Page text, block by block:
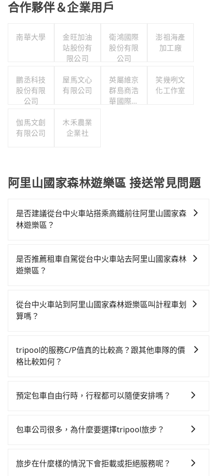
合作夥伴＆企業用戶
南華大學
金旺加油
站股份有
限公司
衛鴻國際
股份有限
公司
澎祖海產
加工廠
鵬丞科技
股份有限
公司
屋馬文心
有限公司
英屬維京
群島商浩
華國際人
笑幾咧文
化工作室
伽馬文創
有限公司
木禾農業
企業社
阿里山國家森林遊樂區 接送常見問題
是否建議從台中火車站搭乘高鐵前往阿里山國家森
林遊樂區？
高鐵較貴、費時！從最早06:25一直到23:07，台中-嘉義
一天最多有60班次高鐵可搭乘。假設從台中火車站 (台中
場購票並於月台排隊的時間約20分鐘，再乘坐22~37分
鐘（平均29分）的高鐵從台中站前往嘉義高鐵站，每人
里山國家森林遊樂區 (嘉義縣阿里山鄉) 的目的地。全程
加上轉車時間共3小時48分鐘，假設3位同行，高鐵加轉
路。但如果全程使用tripool並到府專車接送，則每人平
會額外浪費65分鐘在轉乘與等車上，現在還不馬上來預
是否推薦租車自駕從台中火車站去阿里山國家森林
遊樂區？
時不需要閉目養神（因為要自己開車），最重要的是你
當天就要來回，那在台中路邊可隨租隨借的iRent應該是
火車站到阿里山國家森林遊樂區的花費預估為
$2,300~3,000（金額差異來自於平假日、車款差異、抵
能的罰單都需自付。再者，和運的iRent只提供最基本的
或九人座可供選擇，而且無人租車最令人詬病的就是車
樣。另外，偶爾也會遇到明明已經預約了時間但上一位
從台中火車站到阿里山國家森林遊樂區叫計程車划
算嗎？
灣大車隊、Uber、Line Taxi、Yoxi等，如果在路邊攔不
到車，也可考慮打電話至台中火車站附近的計程車隊，
如改預約tripool可省高達$800。但如果要考慮到回程，
倍。再加上台中市有些計程車司機不按錶計費，約有
表小黃可能較為便宜，但當你們人數超過四位時，叫兩
tripool的服務C/P值真的比較高？跟其他車隊的價
格比較如何？
市場上稍具規模且合法經營的業者，有以短程與城市為
KKDAY、KLOOK、叫車吧等。tripool旅步專注在長程
證出車。由於有高效的車輛調度能力，能以市價7~8折提
預定包車自由行時，行程都可以隨便安排嗎？
沒有到達海拔1500公里以上的山區，行程都是可以依照
包車公司很多，為什麼要選擇tripool旅步？
以依照您行程人數的需求進行選擇。此外，為確保您的
旅步在什麼樣的情況下會拒載或拒絕服務呢？